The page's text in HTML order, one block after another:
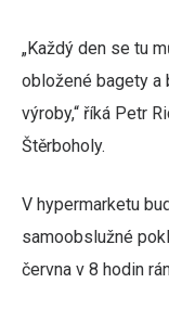
„Každý den se tu
obložené bagety a
výroby,“ říká Petr
Štěrboholy.
V hypermarketu
samoobslužné
června v 8 hodin